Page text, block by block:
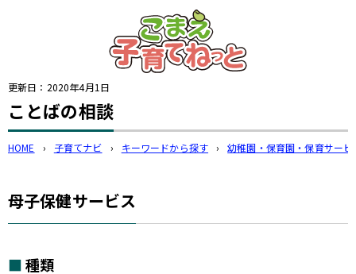
このページの本文へ
更新日： 2020年4月1日
ことばの相談
HOME › 子育てナビ › キーワードから探す › 幼稚園・保育園・保育サービ
母子保健サービス
種類